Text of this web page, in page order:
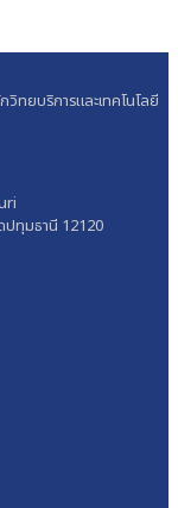
ทยบริการและเทคโนโลยี
ทุมธานี 12120